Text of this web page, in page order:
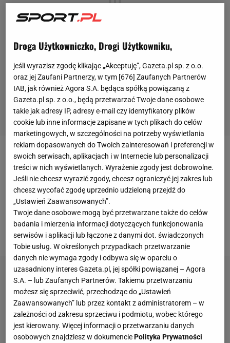
Vassiljevnie przedłużył kontraktu z Jagiellonią
Białystok, który wygasł wraz z końcem czerwca.
Estończyk miał podobno dwie oferty - jedną
zagraniczną, a jedną zPiasta Gliwice
którego w sezonie 2014/15 zagrał 25 meczów w
LottoEkstraklasie.
Droga Użytkowniczko, Drogi Użytkowniku,
jeśli wyrazisz zgodę klikając „Akceptuję”, Gazeta.pl sp. z o.o.
oraz jej Zaufani Partnerzy, w tym [676] Zaufanych Partnerów
IAB, jak również Agora S.A. będąca spółką powiązaną z
Gazeta.pl sp. z o.o., będą przetwarzać Twoje dane osobowe
takie jak adresy IP, adresy e-mail czy identyfikatory plików
cookie lub inne informacje zapisane w tych plikach do celów
marketingowych, w szczególności na potrzeby wyświetlania
reklam dopasowanych do Twoich zainteresowań i preferencji w
swoich serwisach, aplikacjach i w Internecie lub personalizacji
treści w nich wyświetlanych. Wyrażenie zgody jest dobrowolne.
Jeśli nie chcesz wyrazić zgody, chcesz ograniczyć jej zakres lub
chcesz wycofać zgodę uprzednio udzieloną przejdź do
„Ustawień Zaawansowanych”.
Twoje dane osobowe mogą być przetwarzane także do celów
badania i mierzenia informacji dotyczących funkcjonowania
serwisów i aplikacji lub łączone z danymi dot. świadczonych
Tobie usług. W określonych przypadkach przetwarzanie
danych nie wymaga zgody i odbywa się w oparciu o
uzasadniony interes Gazeta.pl, jej spółki powiązanej – Agora
S.A. – lub Zaufanych Partnerów. Takiemu przetwarzaniu
możesz się sprzeciwić, przechodząc do „Ustawień
Zaawansowanych” lub przez kontakt z administratorem – w
zależności od zakresu sprzeciwu i podmiotu, wobec którego
jest kierowany. Więcej informacji o przetwarzaniu danych
osobowych znajdziesz w dokumenciePolityka Prywatności